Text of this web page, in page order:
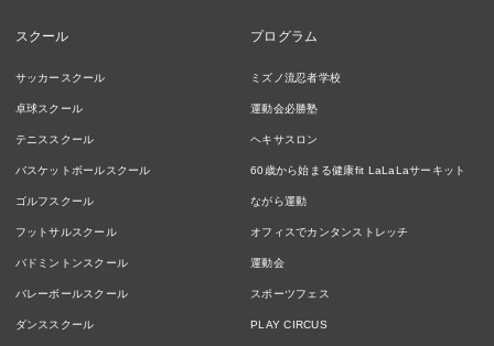
スクール
サッカースクール
卓球スクール
テニススクール
バスケットボールスクール
ゴルフスクール
フットサルスクール
バドミントンスクール
バレーボールスクール
ダンススクール
プログラム
ミズノ流忍者学校
運動会必勝塾
ヘキサスロン
60歳から始まる健康fit LaLaLaサーキット
ながら運動
オフィスでカンタンストレッチ
運動会
スポーツフェス
PLAY CIRCUS